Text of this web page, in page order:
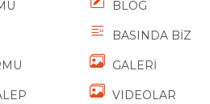
BLOG
BASINDA BİZ
GALERİ
VIDEOLAR